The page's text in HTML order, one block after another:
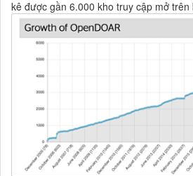
kê được gần 6.000 kho truy cập mở trên